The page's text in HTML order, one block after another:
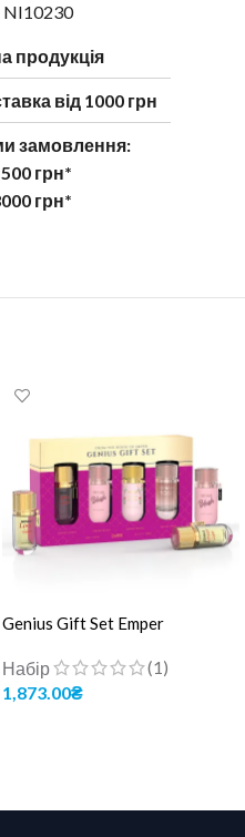
NI10230
продукція
від 1000 грн
замовлення:
грн*
грн*
Genius Gift Set Emper
Набір
(1)
1,873.00₴